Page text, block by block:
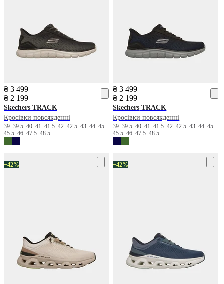
₴ 3 499
₴ 2 199
Skechers TRACK
Кросівки повсякденні
39 39.5 40 41 41.5 42 42.5 43 44 45
45.5 46 47.5 48.5
₴ 3 499
₴ 2 199
Skechers TRACK
Кросівки повсякденні
3939.5404141.54242.5434445
45.54647.548.5
−42% −42%